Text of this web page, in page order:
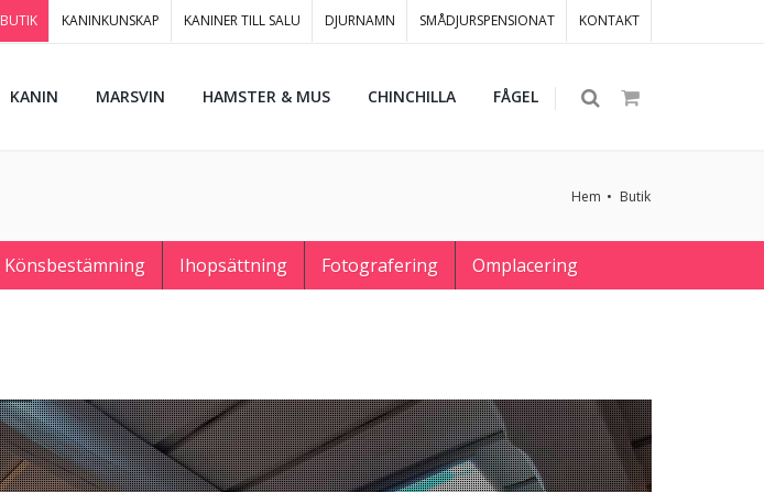
BUTIK KANINKUNSKAP KANINER TILL SALU DJURNAMN SMÅDJURSPENSIONAT KONTAKT
KANIN MARSVIN HAMSTER & MUS CHINCHILLA FÅGEL
Hem Butik
Könsbestämning Ihopsättning Fotografering
Omplacering